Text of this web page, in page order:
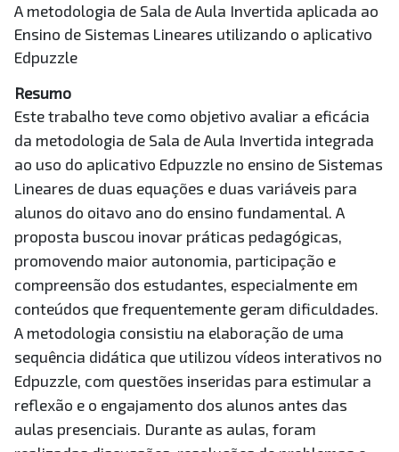
A metodologia de Sala de Aula Invertida aplicada ao
Ensino de Sistemas Lineares utilizando o aplicativo
Edpuzzle
Resumo
Este trabalho teve como objetivo avaliar a eficácia
da metodologia de Sala de Aula Invertida integrada
ao uso do aplicativo Edpuzzle no ensino de Sistemas
Lineares de duas equações e duas variáveis para
alunos do oitavo ano do ensino fundamental. A
proposta buscou inovar práticas pedagógicas,
promovendo maior autonomia, participação e
compreensão dos estudantes, especialmente em
conteúdos que frequentemente geram dificuldades.
A metodologia consistiu na elaboração de uma
sequência didática que utilizou vídeos interativos no
Edpuzzle, com questões inseridas para estimular a
reflexão e o engajamento dos alunos antes das
aulas presenciais. Durante as aulas, foram